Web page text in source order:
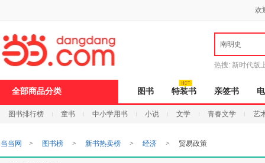
打
开
无
障
页
加
欢
南明史
热搜: 新时代版
全部商品分类 图书 特装书 亲签书
图书排行榜 童书 中小学用书 小说 文学 青春文学 艺
当当网 > 图书榜 > 新书热卖榜 > 经济 > 贸易政策